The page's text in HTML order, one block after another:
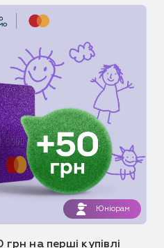
Юніорам
на перші купівлі